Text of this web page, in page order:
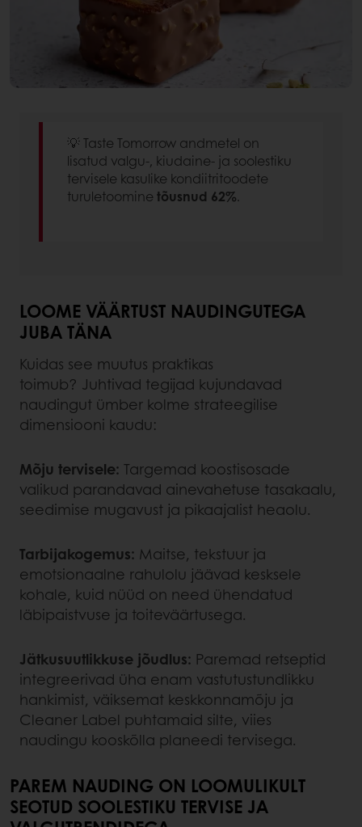
💡 Taste Tomorrow andmetel on
lisatud valgu-, kiudaine- ja soolestiku
tervisele kasulike kondiitritoodete
turuletoomine tõusnud 62%.
LOOME VÄÄRTUST NAUDINGUTEGA
JUBA TÄNA
Kuidas see muutus praktikas
toimub? Juhtivad tegijad kujundavad
naudingut ümber kolme strateegilise
dimensiooni kaudu:
Mõju tervisele: Targemad koostisosade
valikud parandavad ainevahetuse tasakaalu,
seedimise mugavust ja pikaajalist heaolu.
Tarbijakogemus: Maitse, tekstuur ja
emotsionaalne rahulolu jäävad kesksele
kohale, kuid nüüd on need ühendatud
läbipaistvuse ja toiteväärtusega.
Jätkusuutlikkuse jõudlus: Paremad retseptid
integreerivad üha enam vastutustundlikku
hankimist, väiksemat keskkonnamõju ja
Cleaner Label puhtamaid silte, viies
naudingu kooskõlla planeedi tervisega.
PAREM NAUDING ON LOOMULIKULT
SEOTUD SOOLESTIKU TERVISE JA